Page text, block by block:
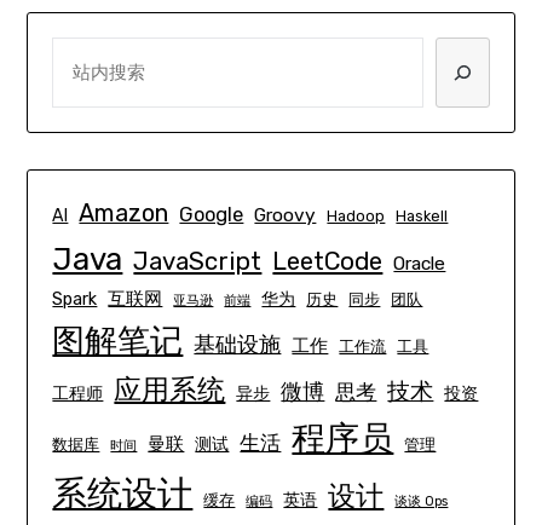
AI Amazon Google Groovy Hadoop Haskell
Java JavaScript LeetCode Oracle
Spark 互联网 亚马逊 前端 华为 历史 同步 团队
图解笔记 基础设施 工作 工作流 工具
工程师 应用系统 异步 微博 思考 技术 投资
数据库 时间 曼联 测试 生活 程序员 管理
系统设计 缓存 编码 英语 设计 谈谈 Ops